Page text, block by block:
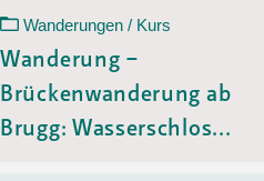
Wanderungen / Kurs
Wanderung –
Brückenwanderung ab
Brugg: Wasserschlos...